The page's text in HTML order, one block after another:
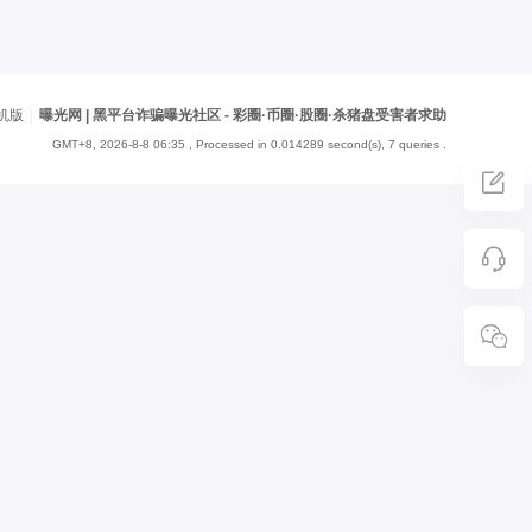
版 曝光网 | 黑平台诈骗曝光社区 - 彩圈·币圈·股圈·杀猪盘受害者求助
GMT+8, 2026-8-8 06:35 , Processed in 0.014289 second(s), 7 queries .